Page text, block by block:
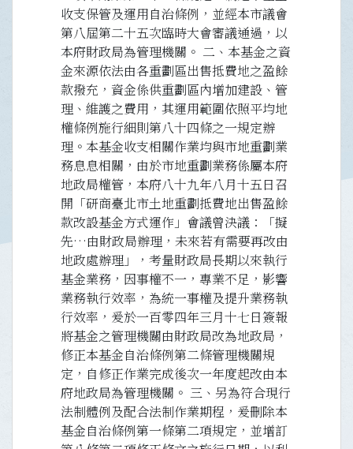
收支保管及運用自治條例，並經本市議會
第八屆第二十五次臨時大會審議通過，以
本府財政局為管理機關。 二、本基金之資
金來源依法由各重劃區出售抵費地之盈餘
款撥充，資金係供重劃區內增加建設、管
理、維護之費用，其運用範圍依照平均地
權條例施行細則第八十四條之一規定辦
理。本基金收支相關作業均與市地重劃業
務息息相關，由於市地重劃業務係屬本府
地政局權管，本府八十九年八月十五日召
開「研商臺北市土地重劃抵費地出售盈餘
款改設基金方式運作」會議曾決議：「擬
先…由財政局辦理，未來若有需要再改由
地政處辦理」，考量財政局長期以來執行
基金業務，因事權不一，專業不足，影響
業務執行效率，為統一事權及提升業務執
行效率，爰於一百零四年三月十七日簽報
將基金之管理機關由財政局改為地政局，
修正本基金自治條例第二條管理機關規
定，自修正作業完成後次一年度起改由本
府地政局為管理機關。 三、另為符合現行
法制體例及配合法制作業期程，爰刪除本
基金自治條例第一條第二項規定，並增訂